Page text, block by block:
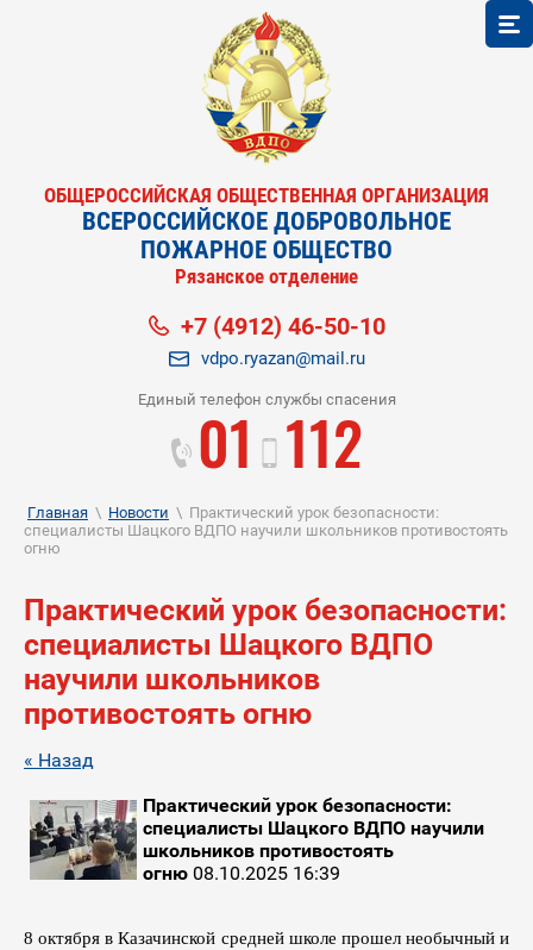
ОБЩЕРОССИЙСКАЯ ОБЩЕСТВЕННАЯ ОРГАНИЗАЦИЯ
ВСЕРОССИЙСКОЕ ДОБРОВОЛЬНОЕ
ПОЖАРНОЕ ОБЩЕСТВО
Рязанское отделение
+7 (4912) 46-50-10
vdpo.ryazan@mail.ru
Единый телефон службы спасения
01 112
Главная \ Новости \ Практический урок безопасности:
специалисты Шацкого ВДПО научили школьников противостоять
огню
Практический урок безопасности:
специалисты Шацкого ВДПО
научили школьников
противостоять огню
« Назад
Практический урок безопасности:
специалисты Шацкого ВДПО научили
школьников противостоять
огню 08.10.2025 16:39
8 октября в Казачинской средней школе прошел необычный и